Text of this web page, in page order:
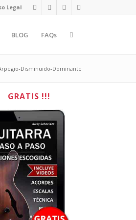
Legal
BLOG FAQs
Disminuido-Dominante
GRATIS !!!